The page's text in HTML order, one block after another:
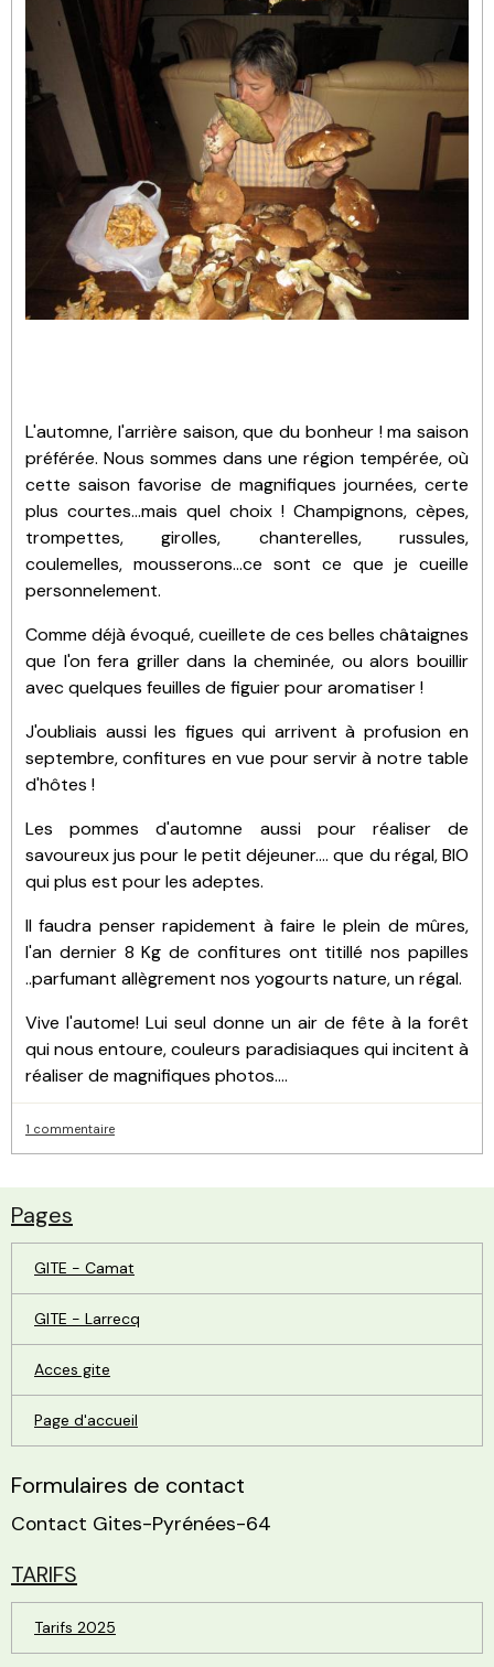
L'automne, l'arrière saison, que du bonheur ! ma saison
préférée. Nous sommes dans une région tempérée, où
cette saison favorise de magnifiques journées, certe
plus courtes...mais quel choix ! Champignons, cèpes,
trompettes, girolles, chanterelles, russules,
coulemelles, mousserons...ce sont ce que je cueille
personnelement.
Comme déjà évoqué, cueillete de ces belles châtaignes
que l'on fera griller dans la cheminée, ou alors bouillir
avec quelques feuilles de figuier pour aromatiser !
J'oubliais aussi les figues qui arrivent à profusion en
septembre, confitures en vue pour servir à notre table
d'hôtes !
Les pommes d'automne aussi pour réaliser de
savoureux jus pour le petit déjeuner.... que du régal, BIO
qui plus est pour les adeptes.
Il faudra penser rapidement à faire le plein de mûres,
l'an dernier 8 Kg de confitures ont titillé nos papilles
..parfumant allègrement nos yogourts nature, un régal.
Vive l'autome! Lui seul donne un air de fête à la forêt
qui nous entoure, couleurs paradisiaques qui incitent à
réaliser de magnifiques photos....
1 commentaire
Pages
GITE - Camat
GITE - Larrecq
Acces gite
Page d'accueil
Formulaires de contact
Contact Gites-Pyrénées-64
TARIFS
Tarifs 2025